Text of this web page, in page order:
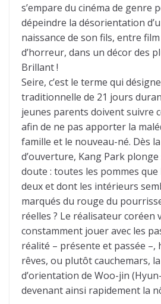
s’empare du cinéma de genre
dépeindre la désorientation
naissance de son fils, entre
d’horreur, dans un décor des
Brillant !
Seire, c’est le terme qui
traditionnelle de 21 jours
jeunes parents doivent suivre
afin de ne pas apporter la
famille et le nouveau-né. Dès
d’ouverture, Kang Park
doute : toutes les pommes
deux et dont les intérieurs
marqués du rouge du
réelles ? Le réalisateur coréen
constamment jouer avec les
réalité – présente et passée –,
rêves, ou plutôt cauchemars,
d’orientation de Woo-jin
devenant ainsi rapidement la